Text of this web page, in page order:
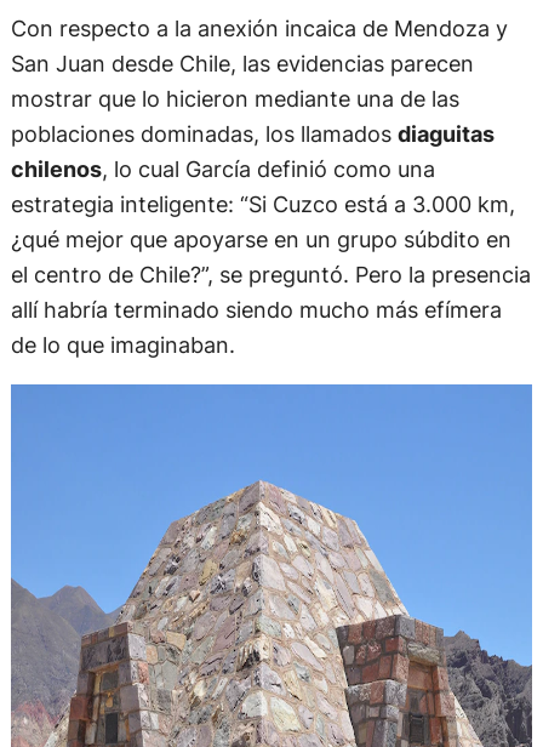
Con respecto a la anexión incaica de Mendoza y
San Juan desde Chile, las evidencias parecen
mostrar que lo hicieron mediante una de las
poblaciones dominadas, los llamados diaguitas
chilenos, lo cual García definió como una
estrategia inteligente: “Si Cuzco está a 3.000 km,
¿qué mejor que apoyarse en un grupo súbdito en
el centro de Chile?”, se preguntó. Pero la presencia
allí habría terminado siendo mucho más efímera
de lo que imaginaban.